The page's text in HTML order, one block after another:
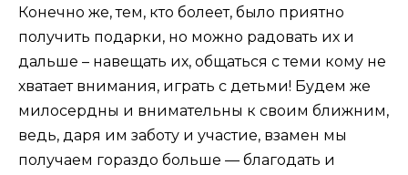
Конечно же, тем, кто болеет, было приятно
получить подарки, но можно радовать их и
дальше – навещать их, общаться с теми кому не
хватает внимания, играть с детьми! Будем же
милосердны и внимательны к своим ближним,
ведь, даря им заботу и участие, взамен мы
получаем гораздо больше — благодать и